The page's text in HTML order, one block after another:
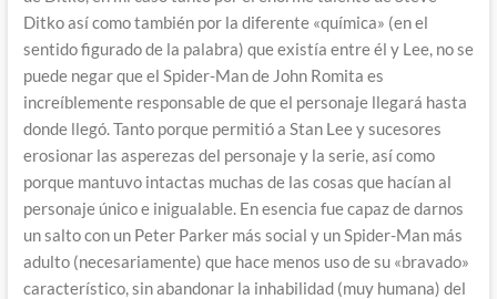
Ditko así como también por la diferente «química» (en el
sentido figurado de la palabra) que existía entre él y Lee, no se
puede negar que el Spider-Man de John Romita es
increíblemente responsable de que el personaje llegará hasta
donde llegó. Tanto porque permitió a Stan Lee y sucesores
erosionar las asperezas del personaje y la serie, así como
porque mantuvo intactas muchas de las cosas que hacían al
personaje único e inigualable. En esencia fue capaz de darnos
un salto con un Peter Parker más social y un Spider-Man más
adulto (necesariamente) que hace menos uso de su «bravado»
característico, sin abandonar la inhabilidad (muy humana) del